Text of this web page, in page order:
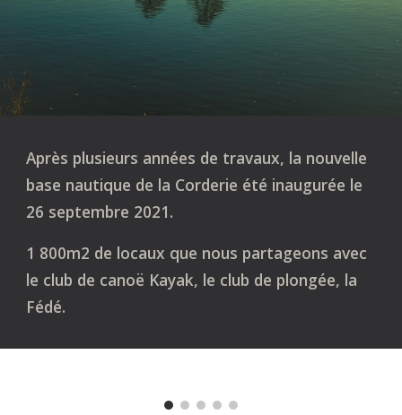
Après plusieurs années de travaux, la nouvelle
base nautique de la Corderie été inaugurée le
26 septembre 2021.
1 800m2 de locaux que nous partageons avec
le club de canoë Kayak, le club de plongée, la
Fédé.